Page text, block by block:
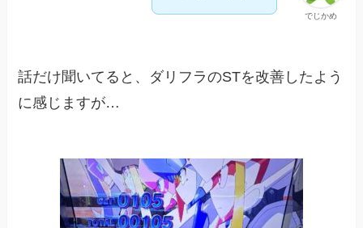
でじかめ
話だけ聞いてると、ダリフラのSTを改善したよう
に感じますが…